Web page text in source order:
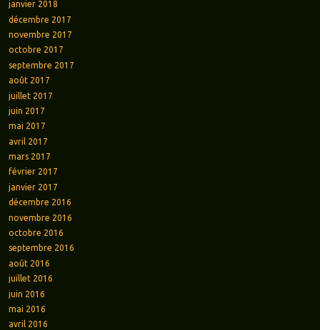
janvier 2018
décembre 2017
novembre 2017
octobre 2017
septembre 2017
août 2017
juillet 2017
juin 2017
mai 2017
avril 2017
mars 2017
février 2017
janvier 2017
décembre 2016
novembre 2016
octobre 2016
septembre 2016
août 2016
juillet 2016
juin 2016
mai 2016
avril 2016